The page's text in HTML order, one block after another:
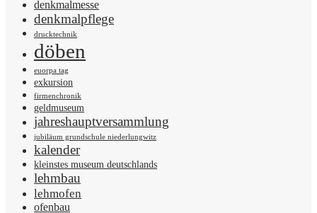
denkmalmesse
denkmalpflege
drucktechnik
döben
euorpa tag
exkursion
firmenchronik
geldmuseum
jahreshauptversammlung
jubiläum grundschule niederlungwitz
kalender
kleinstes museum deutschlands
lehmbau
lehmofen
ofenbau